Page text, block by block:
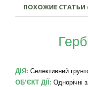
ПОХОЖИЕ СТАТЬИ
ДІЯ: Селективний
ОБ’ЄКТ ДІЇ: Однорічні